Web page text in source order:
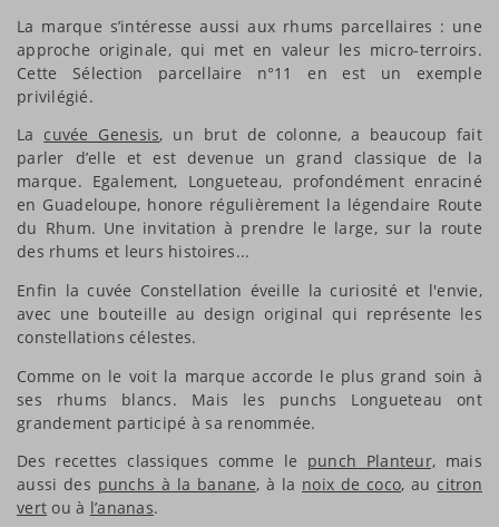
La marque s’intéresse aussi aux rhums parcellaires : une
approche originale, qui met en valeur les micro-terroirs.
Cette Sélection parcellaire n°11 en est un exemple
privilégié.
La cuvée Genesis, un brut de colonne, a beaucoup fait
parler d’elle et est devenue un grand classique de la
marque. Egalement, Longueteau, profondément enraciné
en Guadeloupe, honore régulièrement la légendaire Route
du Rhum. Une invitation à prendre le large, sur la route
des rhums et leurs histoires...
Enfin la cuvée Constellation éveille la curiosité et l'envie,
avec une bouteille au design original qui représente les
constellations célestes.
Comme on le voit la marque accorde le plus grand soin à
ses rhums blancs. Mais les punchs Longueteau ont
grandement participé à sa renommée.
Des recettes classiques comme le punch Planteur, mais
aussi des punchs à la banane, à la noix de coco, au citron
vert ou à l’ananas.